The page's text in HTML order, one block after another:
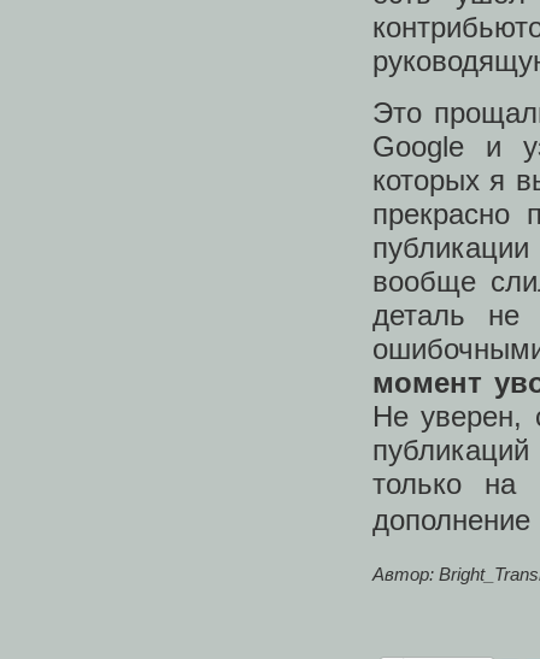
Это
Google и
которых я
прекрасно
вообще
деталь не
момент
Не уверен,
только на
дополнение
Автор: